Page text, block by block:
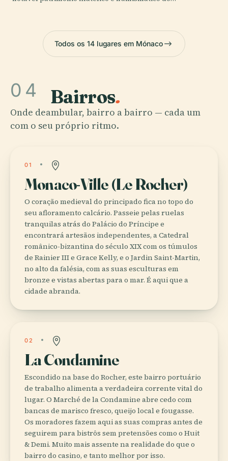
Todos os 14 lugares em Mónaco
04 Bairros.
Onde deambular, bairro a bairro — cada um
com o seu próprio ritmo.
01
Monaco-Ville (Le Rocher)
O coração medieval do principado fica no topo do
seu afloramento calcário. Passeie pelas ruelas
tranquilas atrás do Palácio do Príncipe e
encontrará artesãos independentes, a Catedral
românico-bizantina do século XIX com os túmulos
de Rainier III e Grace Kelly, e o Jardin Saint-Martin,
no alto da falésia, com as suas esculturas em
bronze e vistas abertas para o mar. É aqui que a
cidade abranda.
02
La Condamine
Escondido na base do Rocher, este bairro portuário
de trabalho alimenta a verdadeira corrente vital do
lugar. O Marché de la Condamine abre cedo com
bancas de marisco fresco, queijo local e fougasse.
Os moradores fazem aqui as suas compras antes de
seguirem para bistrôs sem pretensões como o Huit
& Demi. Muito mais assente na realidade do que o
bairro do casino, e tanto melhor por isso.